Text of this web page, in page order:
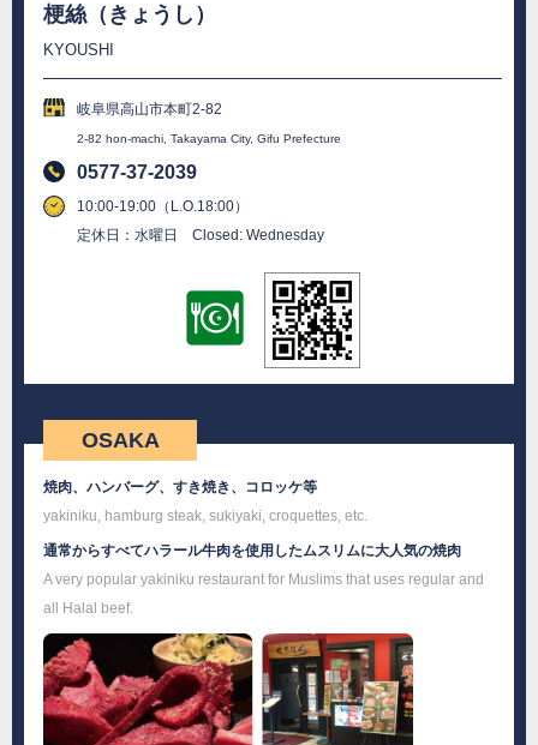
梗絲（きょうし）
KYOUSHI
岐阜県高山市本町2-82
2-82 hon-machi, Takayama City, Gifu Prefecture
0577-37-2039
10:00-19:00（L.O.18:00）
定休日：水曜日 Closed: Wednesday
OSAKA
焼肉、ハンバーグ、すき焼き、コロッケ等
yakiniku, hamburg steak, sukiyaki, croquettes, etc.
通常からすべてハラール牛肉を使用したムスリムに大人気の焼肉
A very popular yakiniku restaurant for Muslims that uses regular and
all Halal beef.